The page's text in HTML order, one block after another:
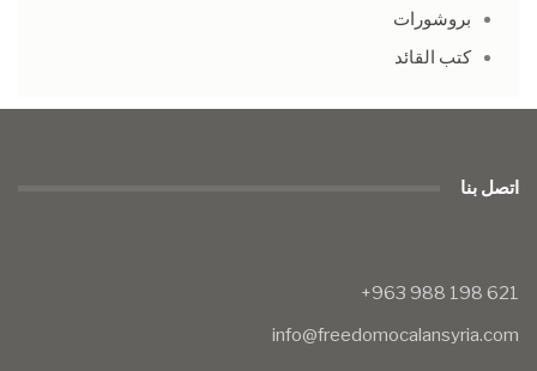
بروشورات
كتب القائد
اتصل بنا
info@freedomocalansyria.com